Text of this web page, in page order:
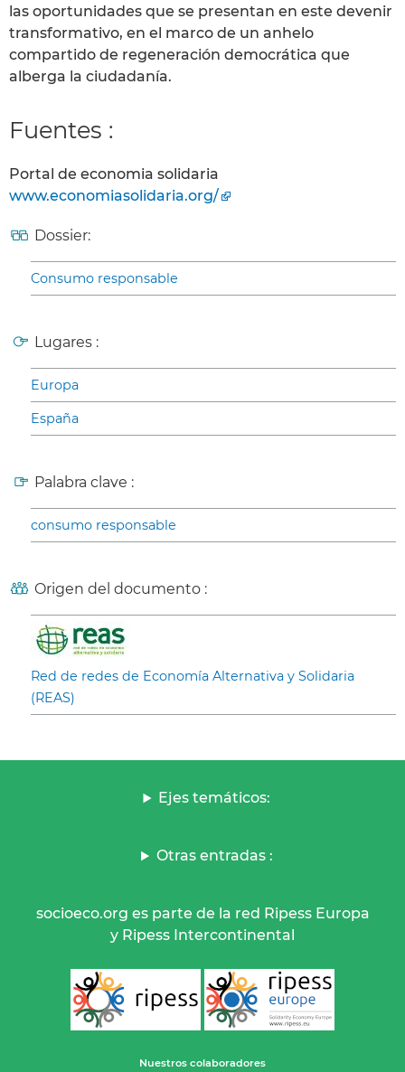
las oportunidades que se presentan en este devenir
transformativo, en el marco de un anhelo
compartido de regeneración democrática que
alberga la ciudadanía.
Fuentes :
Portal de economia solidaria
www.economiasolidaria.org/
Dossier:
Consumo responsable
Lugares :
Europa
España
Palabra clave :
consumo responsable
Origen del documento :
Red de redes de Economía Alternativa y Solidaria
(REAS)
Ejes temáticos:
Otras entradas :
socioeco.org es parte de la red Ripess Europa
y Ripess Intercontinental
Nuestros colaboradores